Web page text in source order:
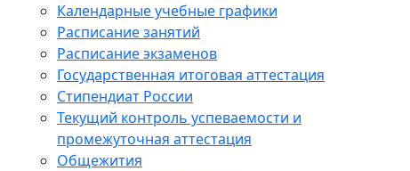
Календарные учебные графики
Расписание занятий
Расписание экзаменов
Государственная итоговая аттестация
Стипендиат России
Текущий контроль успеваемости и
промежуточная аттестация
Общежития